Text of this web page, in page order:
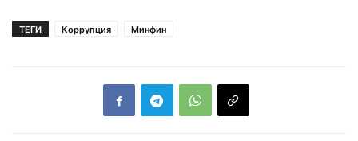
ТЕГИ Коррупция Минфин